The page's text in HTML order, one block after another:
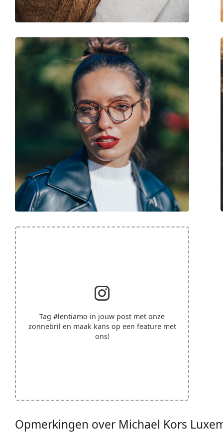
Tag #lentiamo in jouw post met onze
zonnebril en maak kans op een feature met
ons!
Opmerkingen over Michael Kors